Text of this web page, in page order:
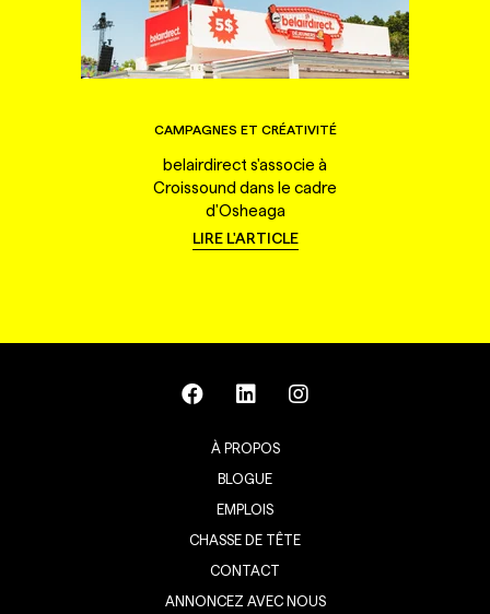
CAMPAGNES ET CRÉATIVITÉ
belairdirect s'associe à
Croissound dans le cadre
d'Osheaga
LIRE L'ARTICLE
À PROPOS
BLOGUE
EMPLOIS
CHASSE DE TÊTE
CONTACT
ANNONCEZ AVEC NOUS